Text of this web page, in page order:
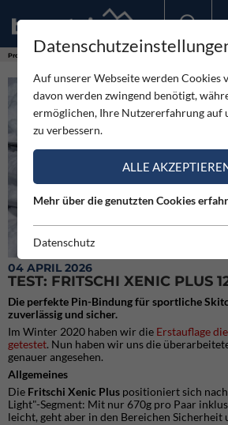
Produkte
04 APRIL 2026
TEST: FRITSCHI XENIC PLUS
Die perfekte Pin-Bindung für sportliche
zuverlässig und sicher.
Im Winter 2020 haben wir die Erstauflage
getestet. Nun haben wir uns die
genauer angesehen.
Allgemeines
​Die Fritschi Xenic Plus positioniert sich
Light"-Segment: Mit nur 670g pro Paar
leicht, geht aber in den Bereichen Sicherheit
Auf unserer Webseite werden Cookies
davon werden zwingend benötigt,
ermöglichen, Ihre Nutzererfahrung auf
zu verbessern.
ALLE
Mehr über die genutzten Cookies
Datenschutz